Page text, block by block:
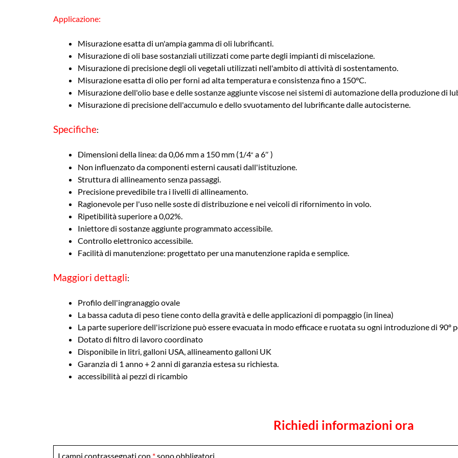
Applicazione:
Misurazione esatta di un'ampia gamma di oli lubrificanti.
Misurazione di oli base sostanziali utilizzati come parte degli impianti di miscelazione.
Misurazione di precisione degli oli vegetali utilizzati nell'ambito di attività di sostentamento.
Misurazione esatta di olio per forni ad alta temperatura e consistenza fino a 150°C.
Misurazione dell'olio base e delle sostanze aggiunte viscose nei sistemi di automazione della produzione di
Misurazione di precisione dell'accumulo e dello svuotamento del lubrificante dalle autocisterne.
Specifiche:
Dimensioni della linea: da 0,06 mm a 150 mm (1/4“ a 6″ )
Non influenzato da componenti esterni causati dall'istituzione.
Struttura di allineamento senza passaggi.
Precisione prevedibile tra i livelli di allineamento.
Ragionevole per l'uso nelle soste di distribuzione e nei veicoli di rifornimento in volo.
Ripetibilità superiore a 0,02%.
Iniettore di sostanze aggiunte programmato accessibile.
Controllo elettronico accessibile.
Facilità di manutenzione: progettato per una manutenzione rapida e semplice.
Maggiori dettagli:
Profilo dell'ingranaggio ovale
La bassa caduta di peso tiene conto della gravità e delle applicazioni di pompaggio (in linea)
La parte superiore dell'iscrizione può essere evacuata in modo efficace e ruotata su ogni introduzione di 90º
Dotato di filtro di lavoro coordinato
Disponibile in litri, galloni USA, allineamento galloni UK
Garanzia di 1 anno + 2 anni di garanzia estesa su richiesta.
accessibilità ai pezzi di ricambio
Richiedi informazioni ora
I campi contrassegnati con *sono obbligatori.